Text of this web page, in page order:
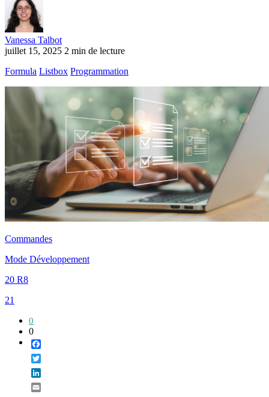
Vanessa Talbot
juillet 15, 2025 2 min de lecture
Formula Listbox Programmation
Commandes
Mode Développement
20 R8
21
0
0